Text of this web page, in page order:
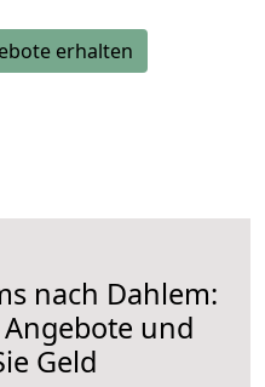
erhalten
nach Dahlem:
und
Geld